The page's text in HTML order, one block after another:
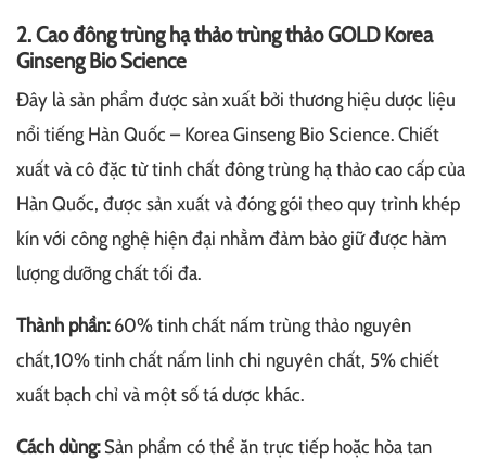
2. Cao đông trùng hạ thảo trùng thảo GOLD Korea
Ginseng Bio Science
Đây là sản phẩm được sản xuất bởi thương hiệu dược liệu
nổi tiếng Hàn Quốc – Korea Ginseng Bio Science. Chiết
xuất và cô đặc từ tinh chất đông trùng hạ thảo cao cấp của
Hàn Quốc, được sản xuất và đóng gói theo quy trình khép
kín với công nghệ hiện đại nhằm đảm bảo giữ được hàm
lượng dưỡng chất tối đa.
Thành phần:60% tinh chất nấm trùng thảo nguyên
chất,10% tinh chất nấm linh chi nguyên chất, 5% chiết
xuất bạch chỉ và một số tá dược khác.
Cách dùng:Sản phẩm có thể ăn trực tiếp hoặc hòa tan